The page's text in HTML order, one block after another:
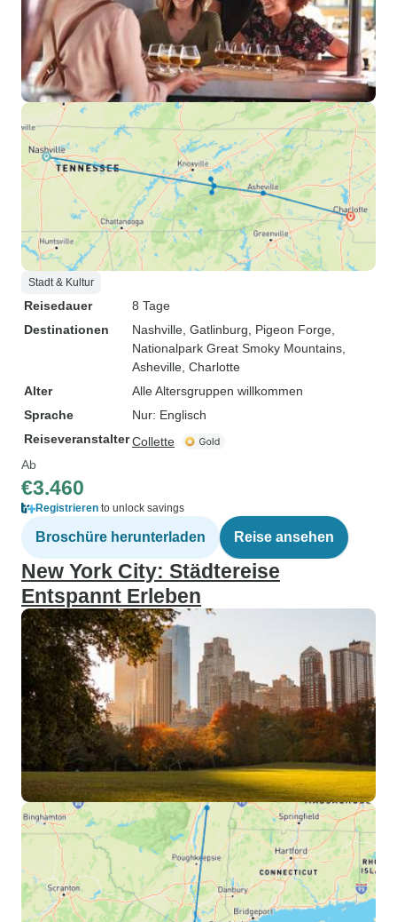
Stadt & Kultur
Reisedauer
8 Tage
Destinationen
Nashville , Gatlinburg , Pigeon Forge
Nationalpark Great Smoky Mountains
Asheville , Charlotte
Alter
Alle Altersgruppen willkommen
Sprache
Nur: Englisch
ReiseveranstalterCollette
Ab
€3.460
Registrieren to unlock savings
Broschüre herunterladen Reise ansehen
New York City: Städtereise
Entspannt Erleben